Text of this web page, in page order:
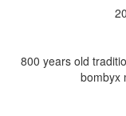
800 years old
bombyx